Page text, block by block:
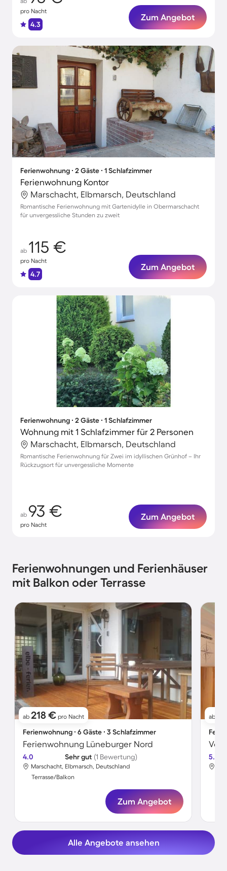
pro Nacht
4.3
Zum Angebot
Ferienwohnung ∙ 2 Gäste ∙ 1 Schlafzimmer
Ferienwohnung Kontor
Marschacht, Elbmarsch, Deutschland
Romantische Ferienwohnung mit Gartenidylle in Obermarschacht
für unvergessliche Stunden zu zweit
ab 115 €
pro Nacht
4.7
Zum Angebot
Ferienwohnung ∙ 2 Gäste ∙ 1 Schlafzimmer
Wohnung mit 1 Schlafzimmer für 2 Personen
Marschacht, Elbmarsch, Deutschland
Romantische Ferienwohnung für Zwei im idyllischen Grünhof – Ihr
Rückzugsort für unvergessliche Momente
ab 93 €
pro Nacht
Zum Angebot
Ferienwohnungen und Ferienhäuser
mit Balkon oder Terrasse
ab 218 € pro Nacht
Ferienwohnung ∙ 6 Gäste ∙ 3 Schlafzimmer
Ferienwohnung Lüneburger Nord
4.0 Sehr gut (1 Bewertung)
Marschacht, Elbmarsch, Deutschland
Terrasse/Balkon
Zum Angebot
ab
5.0
Alle Angebote ansehen